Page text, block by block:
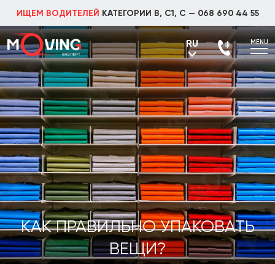
ИЩЕМ ВОДИТЕЛЕЙ КАТЕГОРИИ В, С1, С — 068 690 44 55
RU
UA
RU
MENU
КАК ПРАВИЛЬНО УПАКОВАТЬ
ВЕЩИ?